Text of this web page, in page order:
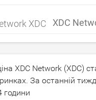
XDC
XDC Network (XDC)
За останній
години